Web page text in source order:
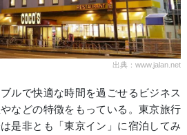
出典：www.jalan.net
ルで快適な時間を過ごせるビジネス
などの特徴をもっている。東京旅行
是非とも「東京イン」に宿泊してみ